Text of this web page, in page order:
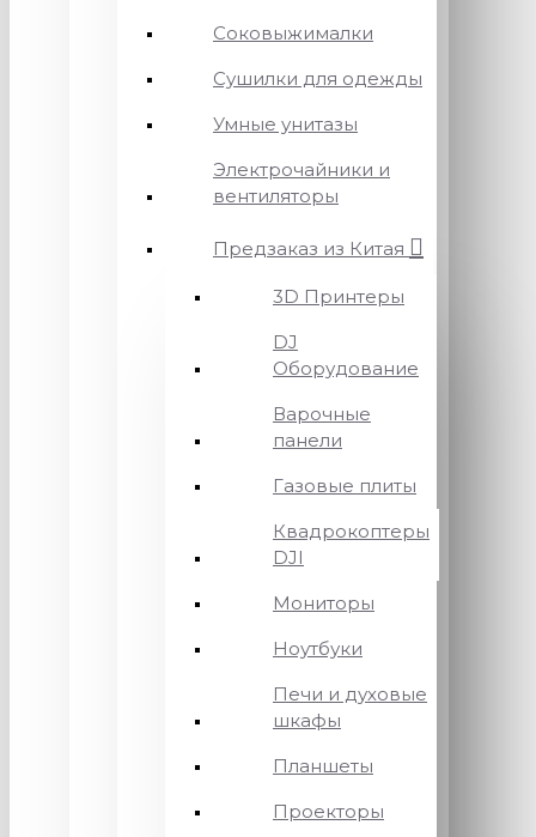
Соковыжималки
Сушилки для одежды
Умные унитазы
Электрочайники и
вентиляторы
Предзаказ из Китая
3D Принтеры
DJ
Оборудование
Варочные
панели
Газовые плиты
Квадрокоптеры
DJI
Мониторы
Ноутбуки
Печи и духовые
шкафы
Планшеты
Проекторы